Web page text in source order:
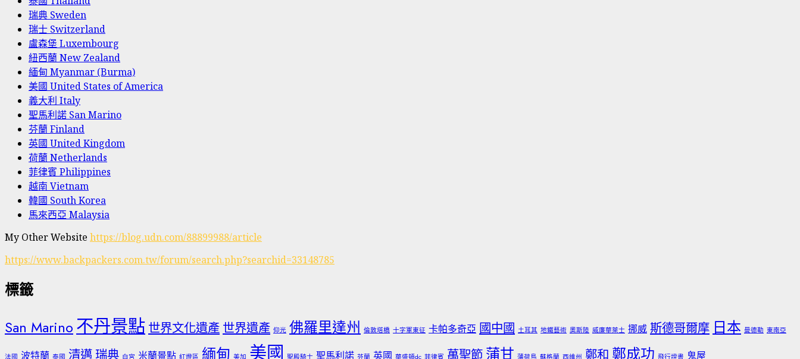
瑞典 Sweden
瑞士 Switzerland
盧森堡 Luxembourg
紐西蘭 New Zealand
緬甸 Myanmar (Burma)
美國 United States of America
義大利 Italy
聖馬利諾 San Marino
芬蘭 Finland
英國 United Kingdom
荷蘭 Netherlands
菲律賓 Philippines
越南 Vietnam
韓國 South Korea
馬來西亞 Malaysia
My Other Website https://blog.udn.com/88899988/article
https://www.backpackers.com.tw/forum/search.php?searchid=33148785
標籤
San Marino 不丹景點 世界文化遺產 世界遺產 仰光 佛羅里達州 倫敦塔橋 十字軍東征 卡帕多奇亞 國中國 土耳其 地鐵藝術 奧斯陸 威廉華萊士 挪威 斯德哥爾摩 日本 曼德勒 東南亞
法國 波特蘭 泰國 清邁 瑞典 白宮 米蘭景點 紅燈區 緬甸 美加 美國 聖殿騎士 聖馬利諾 芬蘭 英國 華盛頓dc 菲律賓 萬聖節 蒲甘 薄荷島 蘇格蘭 西維州 鄭和 鄭成功 飛行證書 鬼屋